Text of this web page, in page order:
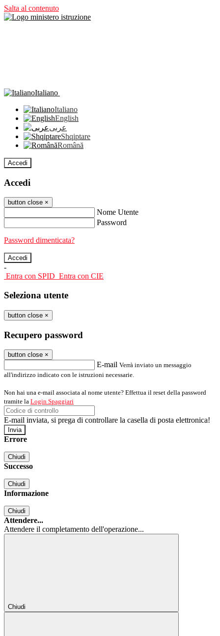
Salta al contenuto
Italiano
Italiano
English
عربى
Shqiptare
Română
Accedi
Accedi
button close ×
Nome Utente
Password
Password dimenticata?
-
Entra con SPID Entra con CIE
Seleziona utente
button close ×
Recupero password
button close ×
E-mail Verrà inviato un messaggio
all'indirizzo indicato con le istruzioni necessarie.
Non hai una e-mail associata al nome utente? Effettua il reset della password
tramite la Login Spaggiari
E-mail inviata, si prega di controllare la casella di posta elettronica!
Errore
Chiudi
Successo
Chiudi
Informazione
Chiudi
Attendere...
Attendere il completamento dell'operazione...
Chiudi